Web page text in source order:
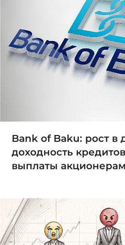
Bank of Baku: рост в
доходность
выплаты акционерам